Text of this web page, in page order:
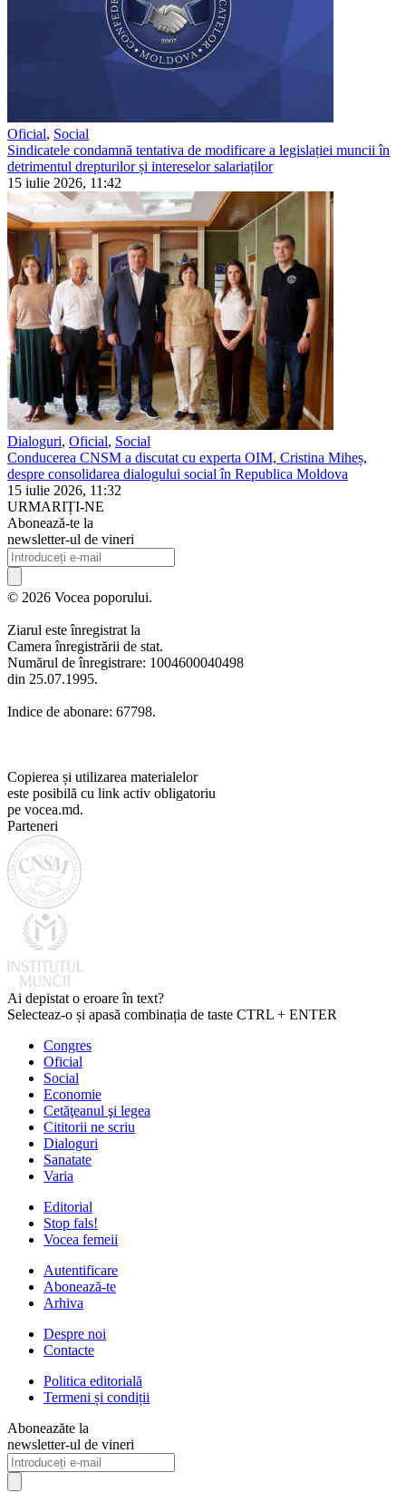
Oficial, Social
Sindicatele condamnă tentativa de modificare a legislației muncii în
detrimentul drepturilor și intereselor salariaților
15 iulie 2026, 11:42
Dialoguri, Oficial, Social
Conducerea CNSM a discutat cu experta OIM, Cristina Miheș,
despre consolidarea dialogului social în Republica Moldova
15 iulie 2026, 11:32
URMARIȚI-NE
Abonează-te la
newsletter-ul de vineri
© 2026 Vocea poporului.
Ziarul este înregistrat la
Camera înregistrării de stat.
Numărul de înregistrare: 1004600040498
din 25.07.1995.
Indice de abonare: 67798.
Copierea și utilizarea materialelor
este posibilă cu link activ obligatoriu
pe vocea.md.
Parteneri
Ai depistat o eroare în text?
Selecteaz-o și apasă combinația de taste CTRL + ENTER
Congres
Oficial
Social
Economie
Cetăţeanul şi legea
Cititorii ne scriu
Dialoguri
Sanatate
Varia
Editorial
Stop fals!
Vocea femeii
Autentificare
Abonează-te
Arhiva
Despre noi
Contacte
Politica editorială
Termeni și condiții
Aboneazăte la
newsletter-ul de vineri